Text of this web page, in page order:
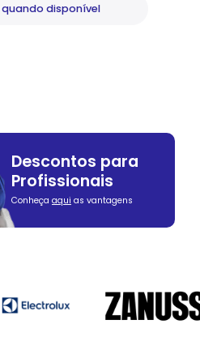
quando disponível
Descontos para
Profissionais
Conheça aqui as vantagens